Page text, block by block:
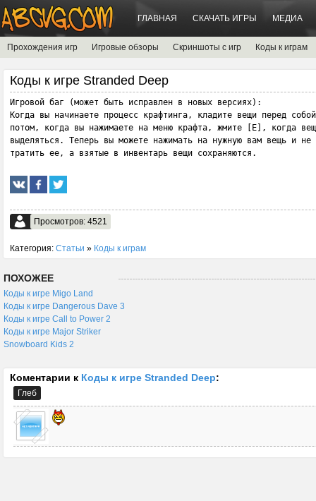
ГЛАВНАЯ СКАЧАТЬ ИГРЫ МЕДИА
Прохождения игр Игровые обзоры Скриншоты с игр Коды к играм
Коды к игре Stranded Deep
Игровой баг (может быть исправлен в новых версиях):
Когда вы начинаете процесс крафтинга, кладите вещи перед
потом, когда вы нажимаете на меню крафта, жмите [E], когда
выделяться. Теперь вы можете нажимать на нужную вам вещь и
тратить ее, а взятые в инвентарь вещи сохраняются.
Просмотров: 4521
Категория: Статьи » Коды к играм
ПОХОЖЕЕ
Коды к игре Migo Land
Коды к игре Dangerous Dave 3
Коды к игре Call to Power 2
Коды к игре Major Striker
Snowboard Kids 2
Коментарии к Коды к игре Stranded Deep:
Глеб